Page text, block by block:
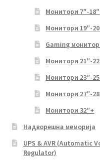
Монитори 7″-18″
Монитори 19″-
Gaming
Монитори 21″-
Монитори 23″-
Монитори 27″-
Монитори 32″+
Надворешна меморија
UPS & AVR (Automatic
Regulator)